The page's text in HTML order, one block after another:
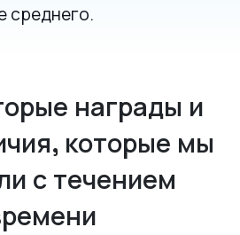
среднего.
награды и
которые мы
с течением